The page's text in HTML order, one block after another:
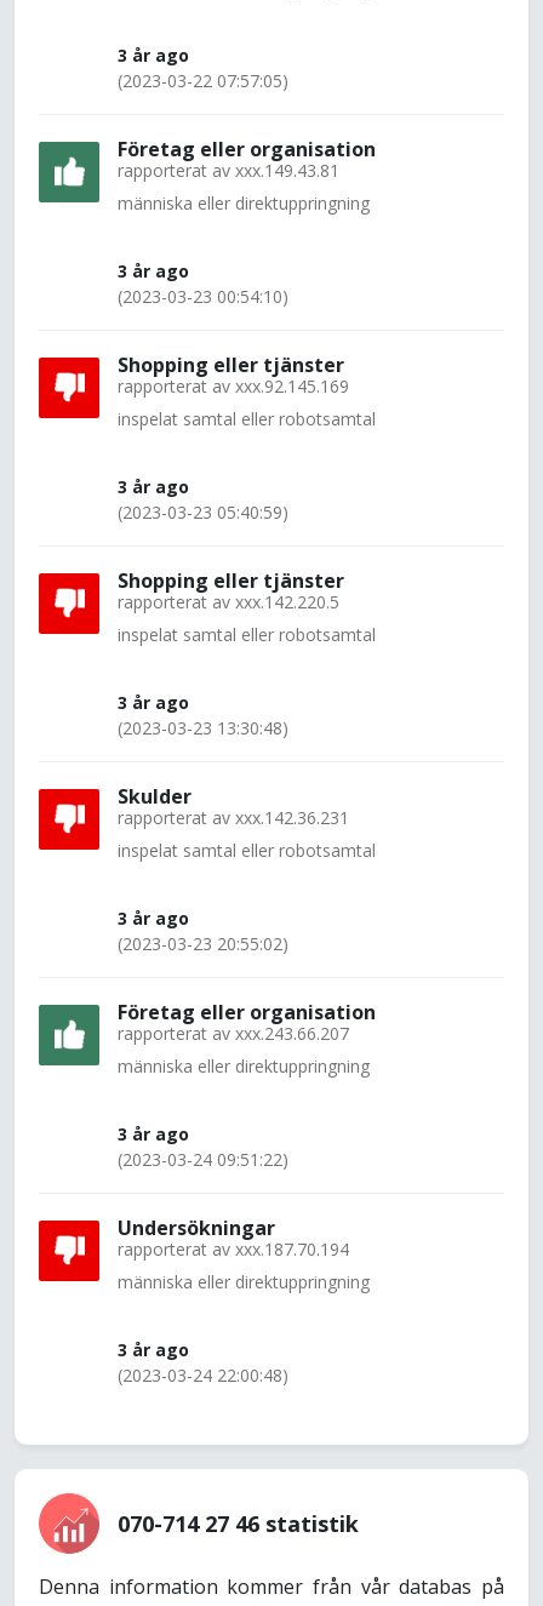
3 år ago
(2023-03-22 07:57:05)
Företag eller organisation
rapporterat av xxx.149.43.81
människa eller direktuppringning
3 år ago
(2023-03-23 00:54:10)
Shopping eller tjänster
rapporterat av xxx.92.145.169
inspelat samtal eller robotsamtal
3 år ago
(2023-03-23 05:40:59)
Shopping eller tjänster
rapporterat av xxx.142.220.5
inspelat samtal eller robotsamtal
3 år ago
(2023-03-23 13:30:48)
Skulder
rapporterat av xxx.142.36.231
inspelat samtal eller robotsamtal
3 år ago
(2023-03-23 20:55:02)
Företag eller organisation
rapporterat av xxx.243.66.207
människa eller direktuppringning
3 år ago
(2023-03-24 09:51:22)
Undersökningar
rapporterat av xxx.187.70.194
människa eller direktuppringning
3 år ago
(2023-03-24 22:00:48)
070-714 27 46 statistik
Denna information kommer från vår databas på